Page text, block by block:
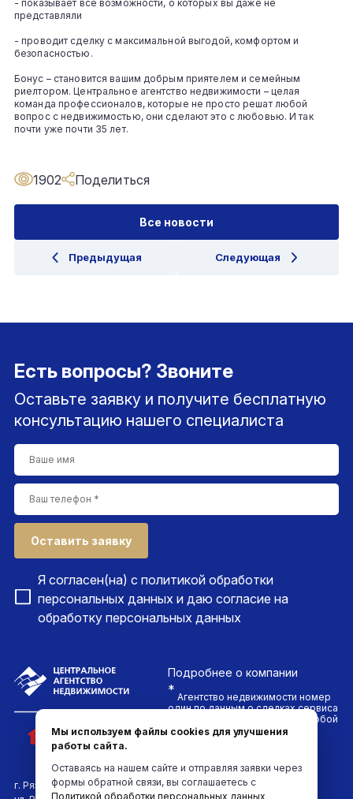
- показывает все возможности, о которых вы даже не
представляли
- проводит сделку с максимальной выгодой, комфортом и
безопасностью.
Бонус – становится вашим добрым приятелем и семейным
риелтором. Центральное агентство недвижимости – целая
команда профессионалов, которые не просто решат любой
вопрос с недвижимостью, они сделают это с любовью. И так
почти уже почти 35 лет.
Все новости
Предыдущая Следующая
1902 Поделиться
Есть вопросы? Звоните
Оставьте заявку и получите бесплатную
консультацию нашего специалиста
Оставить заявку
Я согласен(на) с политикой обработки
персональных данных и даю согласие на
обработку персональных данных
Подробнее о компании
* Агентство недвижимости номер
один по данным о сделках сервиса
ДомКлик. Проводим сделки любой
сложности и гарантируем
безопасность каждого клиента
г. Рязань
Мы используем файлы cookies для улучшения
работы сайта.
Оставаясь на нашем сайте и отправляя заявки через
формы обратной связи, вы соглашаетесь с
Политикой обработки персональных данных